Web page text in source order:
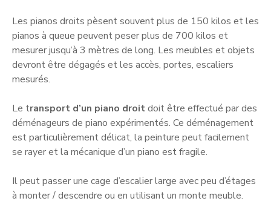
Les pianos droits pèsent souvent plus de 150 kilos et les
pianos à queue peuvent peser plus de 700 kilos et
mesurer jusqu’à 3 mètres de long. Les meubles et objets
devront être dégagés et les accès, portes, escaliers
mesurés.
Le transport d’un piano droitdoit être effectué par des
déménageurs de piano expérimentés. Ce déménagement
est particulièrement délicat, la peinture peut facilement
se rayer et la mécanique d’un piano est fragile.
Il peut passer une cage d’escalier large avec peu d’étages
à monter / descendre ou en utilisant un monte meuble.